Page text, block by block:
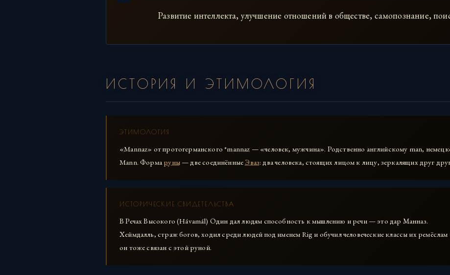
Развитие интеллекта, улучшение отношений в обществе, самопознание,
ИСТОРИЯ И ЭТИМОЛОГИЯ
ЭТИМОЛОГИЯ
«Mannaz» от протогерманского *mannaz — «человек, мужчина». Родственно английскому man,
Mann. Формаруны— две соединённые Эваз: два человека, стоящих лицом к лицу, зеркалящих друг
ИСТОРИЧЕСКИЕ СВИДЕТЕЛЬСТВА
В Речах Высокого (Hávamál) Один дал людям способность к мышлению и речи — это дар Манназ.
Хеймдалль, страж богов, ходил среди людей под именем Rig и обучил человеческие классы их
он тоже связан с этой руной.